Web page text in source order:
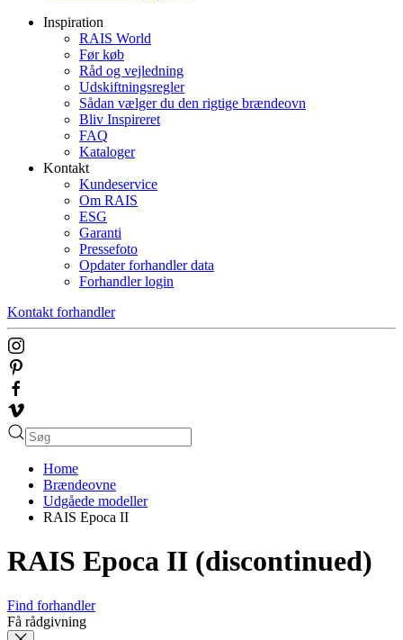
Inspiration
RAIS World
Før køb
Råd og vejledning
Udskiftningsregler
Sådan vælger du den rigtige brændeovn
Bliv Inspireret
FAQ
Kataloger
Kontakt
Kundeservice
Om RAIS
ESG
Garanti
Pressefoto
Opdater forhandler data
Forhandler login
Kontakt forhandler
Home
Brændeovne
Udgåede modeller
RAIS Epoca II
RAIS Epoca II (discontinued)
Find forhandler
Få rådgivning